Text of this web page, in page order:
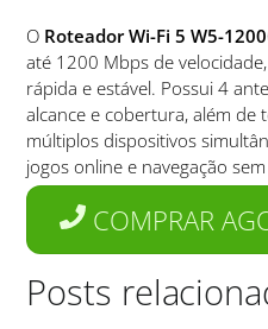
O Roteador Wi-Fi 5 W5-
até 1200 Mbps de
rápida e estável. Possui 4
alcance e cobertura, além de
múltiplos dispositivos
jogos online e navegação
COMPRAR
Posts